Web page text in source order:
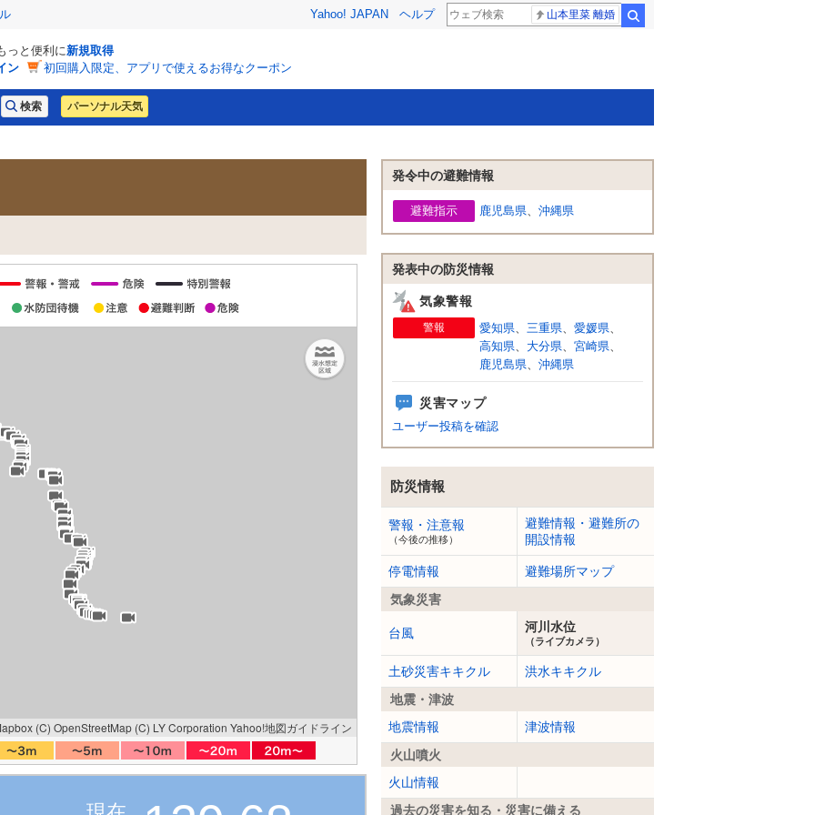
Yahoo! JAPAN ヘルプ 山本里菜 離婚
っと便利に新規取得
ン
初回購入限定、アプリで使えるお得なクーポン
パーソナル天気
(C) OpenStreetMap (C) LY Corporation Yahoo!地図ガイドライン
発令中の避難情報
避難指示 鹿児島県、 沖縄県
発表中の防災情報
気象警報
警報 愛知県、 三重県、 愛媛県、
高知県、 大分県、 宮崎県、
鹿児島県、 沖縄県
災害マップ
ユーザー投稿を確認
防災情報
警報・注意報
（今後の推移）
避難情報・避難所の
開設情報
停電情報
避難場所マップ
気象災害
台風 河川水位
（ライブカメラ）
土砂災害キキクル
洪水キキクル
地震・津波
地震情報
津波情報
火山噴火
火山情報
過去の災害を知る・災害に備える